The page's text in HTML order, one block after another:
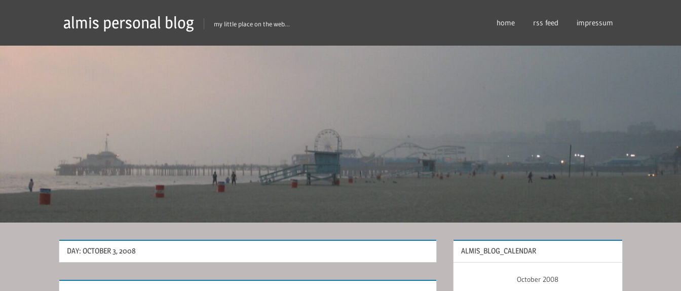
almis personal blog my little place on the web… home rss feed impressum
DAY: OCTOBER 3, 2008 ALMIS_BLOG_CALENDAR
October 2008